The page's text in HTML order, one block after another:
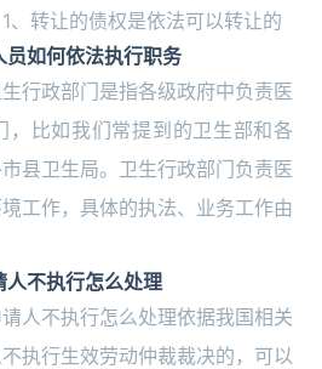
、转让的债权是依法可以转让的
如何依法执行职务
行政部门是指各级政府中负责医
，比如我们常提到的卫生部和各
县卫生局。卫生行政部门负责医
工作，具体的执法、业务工作由
人不执行怎么处理
人不执行怎么处理依据我国相关
执行生效劳动仲裁裁决的，可以